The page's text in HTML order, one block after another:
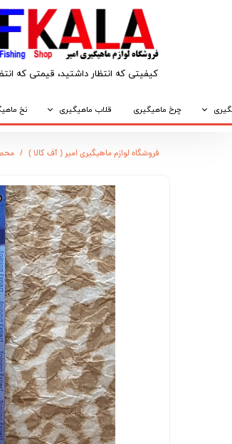
کیفیتی که انتظار داشتید، قیمتی که
چرخ ماهیگیری قلاب ماهیگیری
قلاب سه شاخ
نخ
فروشگاه لوازم ماهیگیری امیر ( آف کالا )